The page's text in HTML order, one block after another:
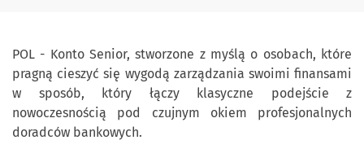
POL - Konto Senior, stworzone z myślą o osobach, które
pragną cieszyć się wygodą zarządzania swoimi finansami
w sposób, który łączy klasyczne podejście z
nowoczesnością pod czujnym okiem profesjonalnych
doradców bankowych.